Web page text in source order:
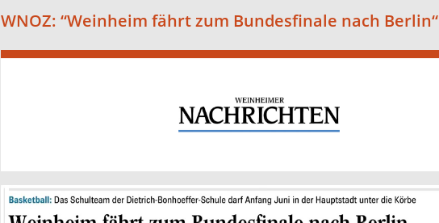
WNOZ: “Weinheim fährt zum Bundesfinale nach Berlin“